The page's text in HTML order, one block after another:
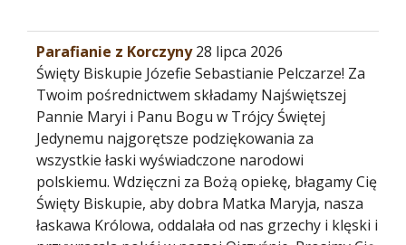
Parafianie z Korczyny28 lipca 2026
Święty Biskupie Józefie Sebastianie Pelczarze! Za
Twoim pośrednictwem składamy Najświętszej
Pannie Maryi i Panu Bogu w Trójcy Świętej
Jedynemu najgorętsze podziękowania za
wszystkie łaski wyświadczone narodowi
polskiemu. Wdzięczni za Bożą opiekę, błagamy Cię
Święty Biskupie, aby dobra Matka Maryja, nasza
łaskawa Królowa, oddalała od nas grzechy i klęski i